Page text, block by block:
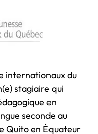
internationaux du
stagiaire qui
en
seconde au
Quito en Équateur